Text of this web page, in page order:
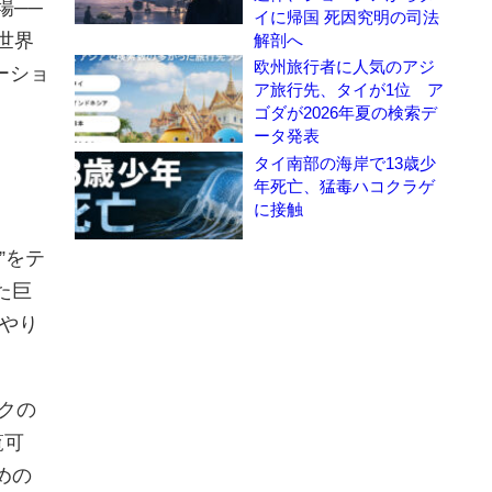
──
界
ショ
をテ
巨
り
の
可
の
イに帰国 死因究明の司法
解剖へ
欧州旅行者に人気のアジ
ア旅行先、タイが1位 ア
ゴダが2026年夏の検索デ
ータ発表
タイ南部の海岸で13歳少
年死亡、猛毒ハコクラゲ
に接触